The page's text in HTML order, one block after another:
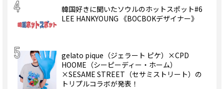
韓国好きに聞いたソウルのホットスポット#6
LEE HANKYOUNG 《BOCBOKデザイナー》
gelato pique（ジェラート ピケ）×CPD
HOOME（シーピーディー・ホーム）
×SESAME STREET（セサミストリート）の
トリプルコラボが発表！